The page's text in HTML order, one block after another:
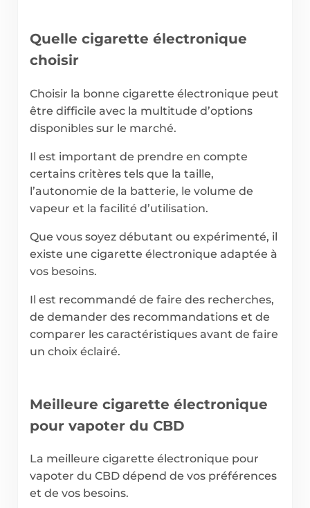
Quelle cigarette électronique
choisir
Choisir la bonne cigarette électronique peut
être difficile avec la multitude d’options
disponibles sur le marché.
Il est important de prendre en compte
certains critères tels que la taille,
l’autonomie de la batterie, le volume de
vapeur et la facilité d’utilisation.
Que vous soyez débutant ou expérimenté, il
existe une cigarette électronique adaptée à
vos besoins.
Il est recommandé de faire des recherches,
de demander des recommandations et de
comparer les caractéristiques avant de faire
un choix éclairé.
Meilleure cigarette électronique
pour vapoter du CBD
La meilleure cigarette électronique pour
vapoter du CBD dépend de vos préférences
et de vos besoins.